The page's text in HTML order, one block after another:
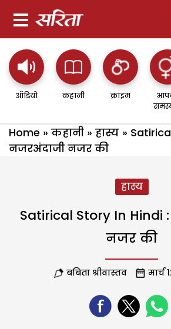
ऑडियो कहानी क्राइम
Home » कहानी » हास्य »
नजरअंदाजी नजर की
हास्य
Satirical Story In Hindi
नजर की
बबिता श्रीवास्तव मार्च